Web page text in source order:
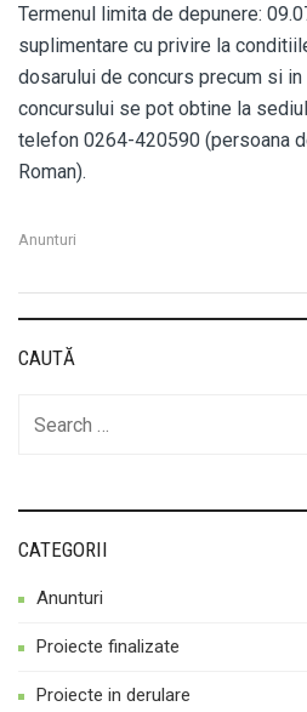
Termenul limita de depunere:
suplimentare cu privire la
dosarului de concurs precum si
concursului se pot obtine la
telefon 0264-420590 (persoana
Roman).
Anunturi
CAUTĂ
CATEGORII
Anunturi
Proiecte finalizate
Proiecte in derulare